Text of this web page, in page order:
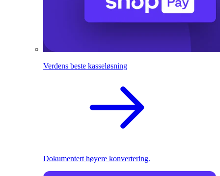
Verdens beste kasseløsning
Dokumentert høyere konvertering.